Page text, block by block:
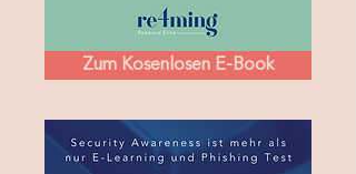
Zum Kosenlosen E-Book